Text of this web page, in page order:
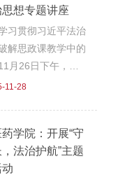
置了形式多样的互
情景模拟环
生链接能不能
身份证号能随便...
想专题讲座
习贯彻习近平法治
解思政课教学中的
月26日下午，校
、副校长曹士东
员教师带来了一次
、深入浅出的专题
士东围绕习近平法
11-28
学院：开展“守
法治护航”主题